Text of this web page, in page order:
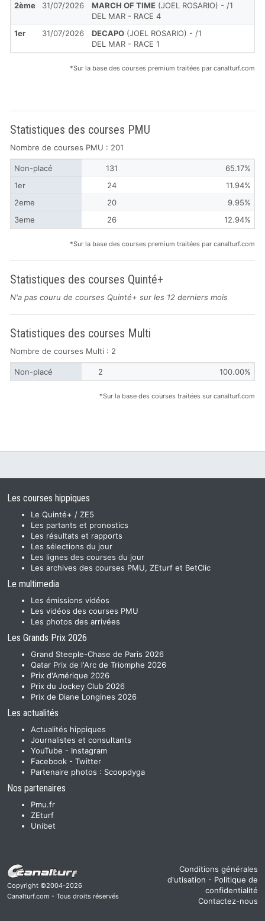
2ème
31/07/2026 MARCH OF TIME (JOEL ROSARIO) - /1
DEL MAR - RACE 4
1er
31/07/2026 DECAPO (JOEL ROSARIO) - /1
DEL MAR - RACE 1
*Sur la base des courses premium traitées par canalturf.com
Statistiques des courses PMU
Nombre de courses PMU : 201
Non-placé 131
65.17%
1er
24
11.94%
2eme
20
9.95%
3eme
26 12.94%
*Sur la base des courses premium traitées par canalturf.com
Statistiques des courses Quinté+
N'a pas couru de courses Quinté+ sur les 12 derniers mois
Statistiques des courses Multi
Nombre de courses Multi : 2
Non-placé 2 100.00%
*Sur la base des courses traitées sur canalturf.com
Les courses hippiques
Le Quinté+ / ZE5
Les partants et pronostics
Les résultats et rapports
Les sélections du jour
Les lignes des courses du jour
Les archives des courses PMU, ZEturf et BetClic
Le multimedia
Les émissions vidéos
Les vidéos des courses PMU
Les photos des arrivées
Les Grands Prix 2026
Grand Steeple-Chase de Paris 2026
Qatar Prix de l'Arc de Triomphe 2026
Prix d'Amérique 2026
Prix du Jockey Club 2026
Prix de Diane Longines 2026
Les actualités
Actualités hippiques
Journalistes et consultants
YouTube - Instagram
Facebook - Twitter
Partenaire photos : Scoopdyga
Nos partenaires
Pmu.fr
ZEturf
Unibet
Copyright ©2004-2026
Canalturf.com - Tous droits réservés
Conditions générales
d'utisation - Politique de
confidentialité
Contactez-nous